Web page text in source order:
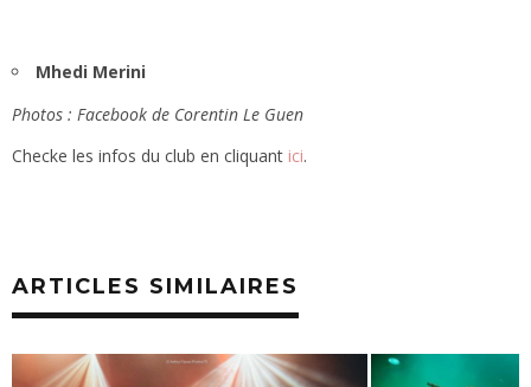
Mhedi Merini
Photos : Facebook de Corentin Le Guen
Checke les infos du club en cliquant ici.
ARTICLES SIMILAIRES